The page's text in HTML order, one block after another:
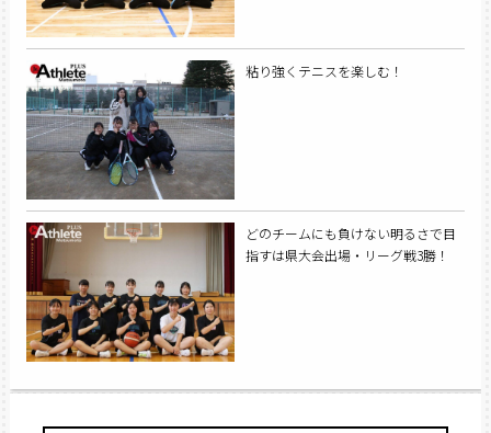
粘り強くテニスを楽しむ！
どのチームにも負けない明るさで目
指すは県大会出場・リーグ戦3勝！